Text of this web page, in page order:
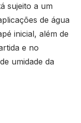
sujeito a um
de água
inicial, além de
e no
umidade da